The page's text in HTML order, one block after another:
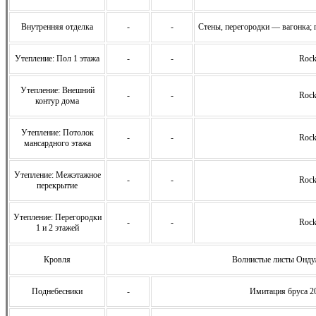
Внутренняя отделка - - Стены, перегородки — вагонка;
Утепление: Пол 1 этажа - -
Утепление: Внешний
контур дома
- -
Утепление: Потолок
мансардного этажа
- -
Утепление: Межэтажное
перекрытие
- -
Утепление: Перегородки
1 и 2 этажей
- -
Кровля Волнистые листы
Поднебесники - Имитация бруса